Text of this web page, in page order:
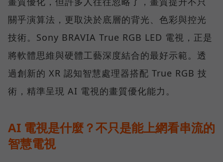
關乎演算法，更取決於底層的背光、色彩與控光
技術。Sony BRAVIA True RGB LED 電視，正是
將軟體思維與硬體工藝深度結合的最好示範。透
過創新的 XR 認知智慧處理器搭配 True RGB 技
術，精準呈現 AI 電視的畫質優化能力。
AI 電視是什麼？不只是能上網看串流的
智慧電視